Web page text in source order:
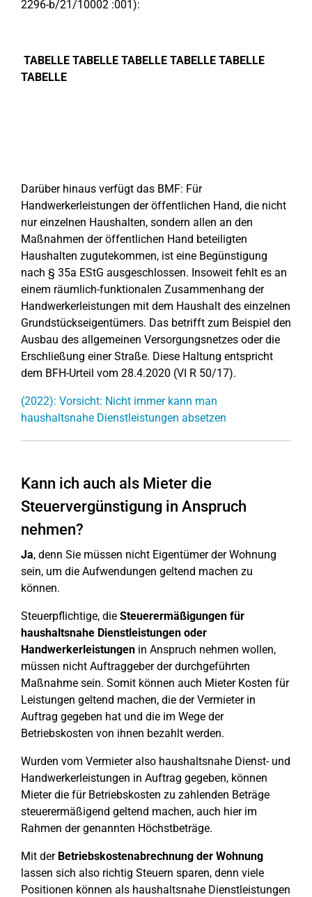
2296-b/21/10002 :001):
TABELLE TABELLE TABELLE TABELLE TABELLE
TABELLE
Darüber hinaus verfügt das BMF: Für
Handwerkerleistungen der öffentlichen Hand, die nicht
nur einzelnen Haushalten, sondern allen an den
Maßnahmen der öffentlichen Hand beteiligten
Haushalten zugutekommen, ist eine Begünstigung
nach § 35a EStG ausgeschlossen. Insoweit fehlt es an
einem räumlich-funktionalen Zusammenhang der
Handwerkerleistungen mit dem Haushalt des einzelnen
Grundstückseigentümers. Das betrifft zum Beispiel den
Ausbau des allgemeinen Versorgungsnetzes oder die
Erschließung einer Straße. Diese Haltung entspricht
dem BFH-Urteil vom 28.4.2020 (VI R 50/17).
(2022): Vorsicht: Nicht immer kann man
haushaltsnahe Dienstleistungen absetzen
Kann ich auch als Mieter die
Steuervergünstigung in Anspruch
nehmen?
Ja, denn Sie müssen nicht Eigentümer der Wohnung
sein, um die Aufwendungen geltend machen zu
können.
Steuerpflichtige, die Steuerermäßigungen für
haushaltsnahe Dienstleistungen oder
Handwerkerleistungen in Anspruch nehmen wollen,
müssen nicht Auftraggeber der durchgeführten
Maßnahme sein. Somit können auch Mieter Kosten für
Leistungen geltend machen, die der Vermieter in
Auftrag gegeben hat und die im Wege der
Betriebskosten von ihnen bezahlt werden.
Wurden vom Vermieter also haushaltsnahe Dienst- und
Handwerkerleistungen in Auftrag gegeben, können
Mieter die für Betriebskosten zu zahlenden Beträge
steuerermäßigend geltend machen, auch hier im
Rahmen der genannten Höchstbeträge.
Mit der Betriebskostenabrechnung der Wohnung
lassen sich also richtig Steuern sparen, denn viele
Positionen können als haushaltsnahe Dienstleistungen